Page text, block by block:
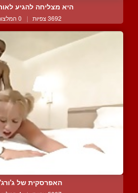
היא מצליחה להגיע
3692 צפיות | 0 המלצות
האפרסקית של